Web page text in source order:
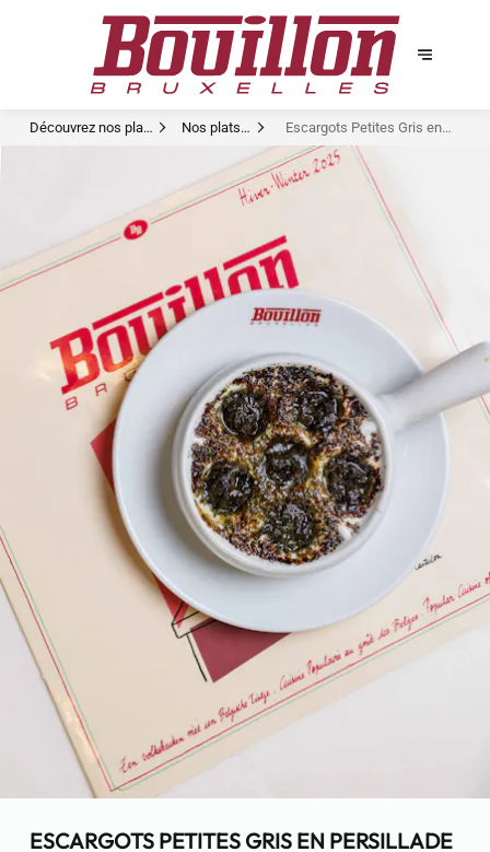
Découvrez nos plats
Nos plats
Escargots Petites Gris en
Persillade Ail Persil
ESCARGOTS PETITES GRIS EN PERSILLADE